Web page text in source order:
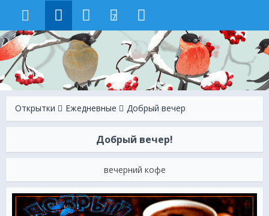
7
Открытки Ежeдневные Добрый вечер
Добрый вечер!
вечерний кофе